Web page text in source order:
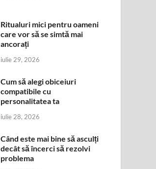
Ritualuri mici pentru oameni
care vor să se simtă mai
ancorați
iulie 29, 2026
Cum să alegi obiceiuri
compatibile cu
personalitatea ta
iulie 28, 2026
Când este mai bine să asculți
decât să încerci să rezolvi
problema